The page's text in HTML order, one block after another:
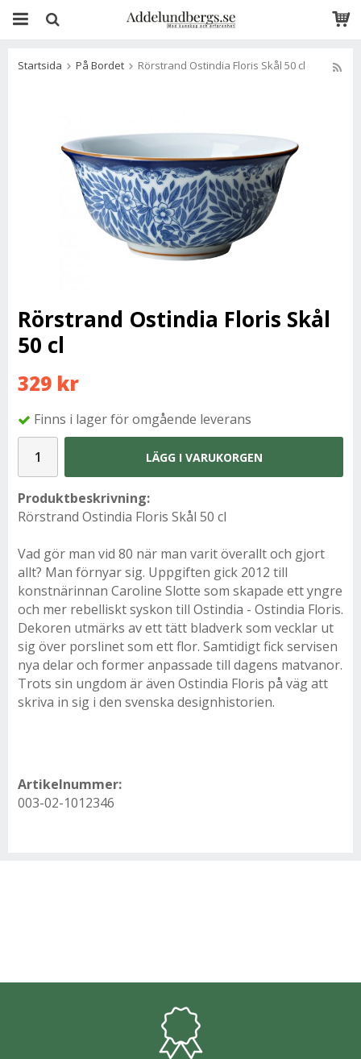
Startsida På Bordet Rörstrand Ostindia Floris Skål 50 cl
Rörstrand Ostindia Floris Skål
50 cl
329 kr
Finns i lager för omgående leverans
LÄGG I VARUKORGEN
Produktbeskrivning:
Rörstrand Ostindia Floris Skål 50 cl
Vad gör man vid 80 när man varit överallt och gjort
allt? Man förnyar sig. Uppgiften gick 2012 till
konstnärinnan Caroline Slotte som skapade ett yngre
och mer rebelliskt syskon till Ostindia - Ostindia Floris.
Dekoren utmärks av ett tätt bladverk som vecklar ut
sig över porslinet som ett flor. Samtidigt fick servisen
nya delar och former anpassade till dagens matvanor.
Trots sin ungdom är även Ostindia Floris på väg att
skriva in sig i den svenska designhistorien.
Artikelnummer:
003-02-1012346